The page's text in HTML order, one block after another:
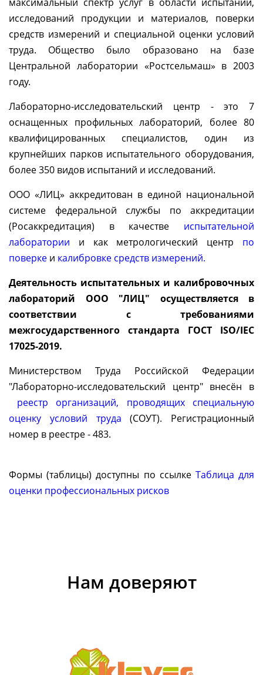
максимальный спектр услуг в области испытаний,
исследований продукции и материалов, поверки
средств измерений и специальной оценки условий
труда. Общество было образовано на базе
Центральной лаборатории «Ростсельмаш» в 2003
году.
Лабораторно-исследовательский центр - это 7
оснащенных профильных лабораторий, более 80
квалифицированных специалистов, один из
крупнейших парков испытательного оборудования,
более 350 видов испытаний и исследований.
ООО «ЛИЦ» аккредитован в единой национальной
системе федеральной службы по аккредитации
(Росаккредитация) в качестве испытательной
лаборатории и как метрологический центр по
поверке и калибровке средств измерений.
Деятельность испытательных и калибровочных
лабораторий ООО "ЛИЦ" осуществляется в
соответствии с требованиями
межгосударственного стандарта ГОСТ ISO/IEC
17025-2019.
Министерством Труда Российской Федерации
"Лабораторно-исследовательский центр" внесён в
реестр организаций, проводящих специальную
оценку условий труда (СОУТ). Регистрационный
номер в реестре - 483.
Формы (таблицы) доступны по ссылке Таблица для
оценки профессиональных рисков
Нам доверяют